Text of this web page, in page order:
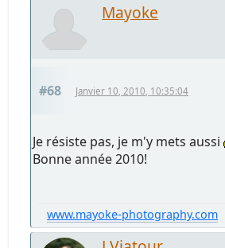
Mayoke
#68 Janvier 10, 2010, 10:35:04
Je résiste pas, je m'y mets aussi
Bonne année 2010!
www.mayoke-photography.com